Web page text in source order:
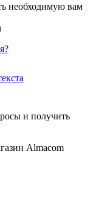
необходимую вам
и получить
Almacom